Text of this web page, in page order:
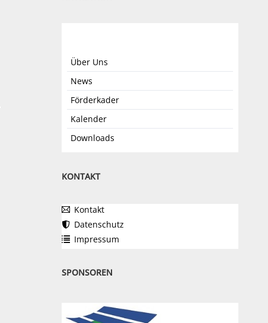
Über Uns
News
Förderkader
Kalender
Downloads
KONTAKT
Kontakt
Datenschutz
Impressum
SPONSOREN